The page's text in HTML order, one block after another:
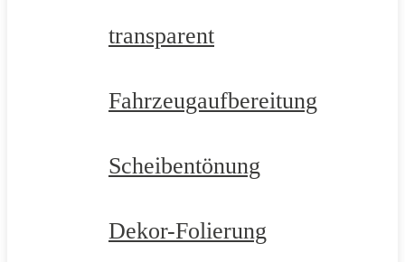
transparent
Fahrzeugaufbereitung
Scheibentönung
Dekor-Folierung